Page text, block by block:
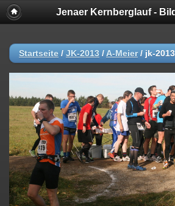
Jenaer Kernberglauf -
Startseite / JK-2013 / A-Meier/ jk-